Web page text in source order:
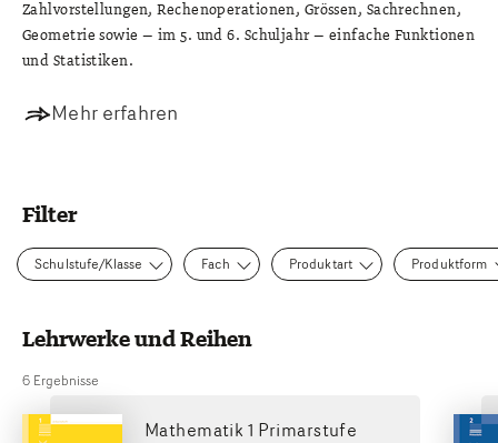
Zahlvorstellungen, Rechenoperationen, Grössen, Sachrechnen,
Geometrie sowie – im 5. und 6. Schuljahr – einfache Funktionen
und Statistiken.
Mehr erfahren
Filter
Schulstufe/Klasse Fach Produktart Produktform
Lehrwerke und Reihen
6 Ergebnisse
Mathematik 1 Primarstufe